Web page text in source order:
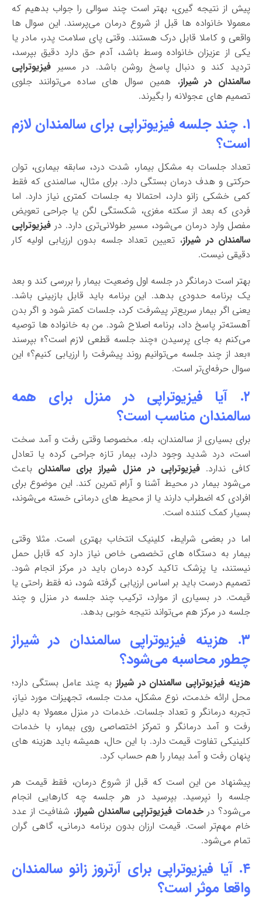
پیش از نتیجه گیری، بهتر است چند سوالی را جواب بدهیم که
معمولا خانواده ها قبل از شروع درمان می‌پرسند. این سوال ها
واقعی و کاملا قابل درک هستند. وقتی پای سلامت پدر، مادر یا
یکی از عزیزان خانواده وسط باشد، آدم حق دارد دقیق بپرسد،
تردید کند و دنبال پاسخ روشن باشد. در مسیر فیزیوتراپی
سالمندان در شیراز، همین سوال های ساده می‌توانند جلوی
تصمیم های عجولانه را بگیرند.
۱. چند جلسه فیزیوتراپی برای سالمندان لازم
است؟
تعداد جلسات به مشکل بیمار، شدت درد، سابقه بیماری، توان
حرکتی و هدف درمان بستگی دارد. برای مثال، سالمندی که فقط
کمی خشکی زانو دارد، احتمالا به جلسات کمتری نیاز دارد. اما
فردی که بعد از سکته مغزی، شکستگی لگن یا جراحی تعویض
مفصل وارد درمان می‌شود، مسیر طولانی‌تری دارد. در فیزیوتراپی
سالمندان در شیراز، تعیین تعداد جلسه بدون ارزیابی اولیه کار
دقیقی نیست.
بهتر است درمانگر در جلسه اول وضعیت بیمار را بررسی کند و بعد
یک برنامه حدودی بدهد. این برنامه باید قابل بازبینی باشد.
یعنی اگر بیمار سریع‌تر پیشرفت کرد، جلسات کمتر شود و اگر بدن
آهسته‌تر پاسخ داد، برنامه اصلاح شود. من به خانواده ها توصیه
می‌کنم به جای پرسیدن «چند جلسه قطعی لازم است؟» بپرسند
«بعد از چند جلسه می‌توانیم روند پیشرفت را ارزیابی کنیم؟» این
سوال حرفه‌ای‌تر است.
۲. آیا فیزیوتراپی در منزل برای همه
سالمندان مناسب است؟
برای بسیاری از سالمندان، بله. مخصوصا وقتی رفت و آمد سخت
است، درد شدید وجود دارد، بیمار تازه جراحی کرده یا تعادل
کافی ندارد.فیزیوتراپی در منزل شیراز برای سالمندان باعث
می‌شود بیمار در محیط آشنا و آرام تمرین کند. این موضوع برای
افرادی که اضطراب دارند یا از محیط های درمانی خسته می‌شوند،
بسیار کمک کننده است.
اما در بعضی شرایط، کلینیک انتخاب بهتری است. مثلا وقتی
بیمار به دستگاه های تخصصی خاص نیاز دارد که قابل حمل
نیستند، یا پزشک تاکید کرده درمان باید در مرکز انجام شود.
تصمیم درست باید بر اساس ارزیابی گرفته شود، نه فقط راحتی یا
قیمت. در بسیاری از موارد، ترکیب چند جلسه در منزل و چند
جلسه در مرکز هم می‌تواند نتیجه خوبی بدهد.
۳. هزینه فیزیوتراپی سالمندان در شیراز
چطور محاسبه می‌شود؟
هزینه فیزیوتراپی سالمندان در شیراز به چند عامل بستگی دارد؛
محل ارائه خدمت، نوع مشکل، مدت جلسه، تجهیزات مورد نیاز،
تجربه درمانگر و تعداد جلسات. خدمات در منزل معمولا به دلیل
رفت و آمد درمانگر و تمرکز اختصاصی روی بیمار، با خدمات
کلینیکی تفاوت قیمت دارد. با این حال، همیشه باید هزینه های
پنهان رفت و آمد بیمار را هم حساب کرد.
پیشنهاد من این است که قبل از شروع درمان، فقط قیمت هر
جلسه را نپرسید. بپرسید در هر جلسه چه کارهایی انجام
می‌شود؟ در خدمات فیزیوتراپی سالمندان شیراز، شفافیت از عدد
خام مهم‌تر است. قیمت ارزان بدون برنامه درمانی، گاهی گران
تمام می‌شود.
۴. آیا فیزیوتراپی برای آرتروز زانو سالمندان
واقعا موثر است؟